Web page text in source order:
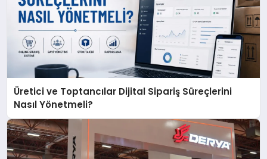
Üretici ve Toptancılar Dijital Sipariş Süreçlerini
Nasıl Yönetmeli?